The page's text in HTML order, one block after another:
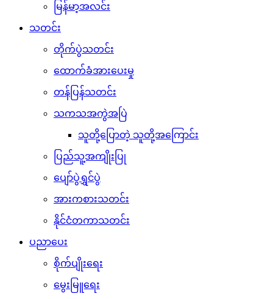
မြန်မာ့အလင်း
သတင်း
တိုက်ပွဲသတင်း
ထောက်ခံအားပေးမှု
တန်ပြန်သတင်း
သကသအကွဲအပြဲ
သူတို့ပြောတဲ့ သူတို့အကြောင်း
ပြည်သူ့အကျိုးပြု
ပျော်ပွဲရွှင်ပွဲ
အားကစားသတင်း
နိုင်ငံတကာသတင်း
ပညာပေး
စိုက်ပျိုးရေး
မွေးမြူရေး